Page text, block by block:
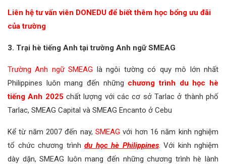
Liên hệ tư vấn viên DONEDU để biết thêm học bổng ưu đãi
của trường
3. Trại hè tiếng Anh tại trường Anh ngữ SMEAG
Trường Anh ngữ SMEAG là ngôi tường có quy mô lớn nhất
Philippines luôn mang đến những chương trình du học hè
tiếng Anh 2025 chất lượng với các cơ sở Tarlac ở thành phố
Tarlac, SMEAG Capital và SMEAG Encanto ở Cebu
Kể từ năm 2007 đến nay, SMEAG với hơn 16 năm kinh nghiệm
tổ chức chương trình du học hè Philippines. Với kinh nghiệm
dày dặn, SMEAG luôn mang đến những chương trình hè lành